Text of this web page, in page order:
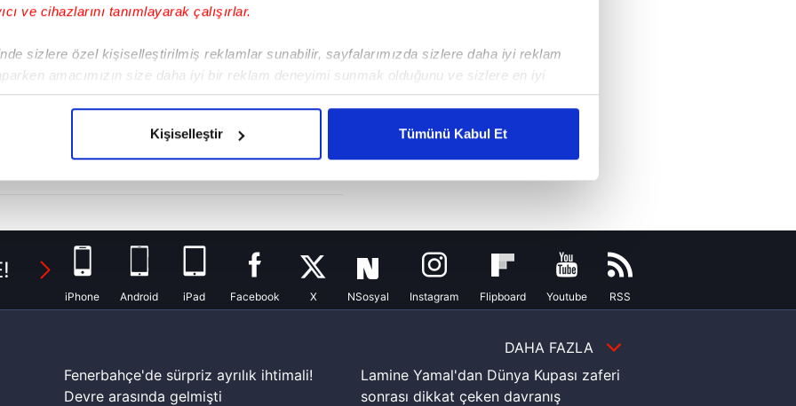
ve cihazlarını tanımlayarak çalışırlar.
sizlere özel kişiselleştirilmiş reklamlar sunabilir, sayfalarımızda sizlere daha iyi reklam
amacımızın size daha iyi bir reklam deneyimi sunmak olduğunu ve sizlere en iyi
gelen çabayı gösterdiğimizi ve bu noktada, reklamların maliyetlerimizi karşılamak
çerezlere izin vermedikleri takdirde, kullanıcılara hedefli reklamlar gösterilmeyecektir."
çerezler, sitemizin daha işlevsel kılınması ve kişiselleştirilmesi ve sizlere yönelik
amaçlarıyla sınırlı olarak açık rızanız dahilinde kullanılacaktır.
yer alan panel vasıtasıyla belirleyebilirsiniz. Çerezlere ilişkin detaylı bilgi için Ayarlar
Kanunu uyarınca hazırlanmış Aydınlatma Metnimizi okumak ve sitemizde ilgili
çerezlerle ilgili bilgi almak için lütfen
Kişiselleştir Tümünü Kabul Et
iPhone Android iPad Facebook X NSosyal Instagram Flipboard Youtube RSS
DAHA FAZLA
Fenerbahçe'de sürpriz ayrılık ihtimali!
Devre arasında gelmişti
Lamine Yamal'dan Dünya Kupası zaferi
sonrası dikkat çeken davranış